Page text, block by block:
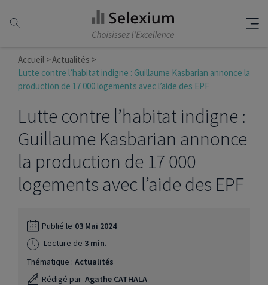
Accueil
Actualités
Lutte contre l’habitat indigne : Guillaume Kasbarian annonce la
production de 17 000 logements avec l’aide des EPF
Lutte contre l’habitat indigne :
Guillaume Kasbarian annonce
la production de 17 000
logements avec l’aide des EPF
Publié le 03 Mai 2024
Lecture de 3 min.
Thématique : Actualités
Rédigé par Agathe CATHALA